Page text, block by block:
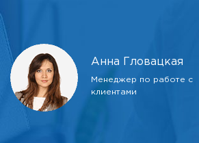
Анна Гловацкая
Менеджер по работе с
клиентами